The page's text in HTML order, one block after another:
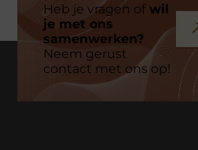
Heb je vragen ofwil
je met ons
samenwerken?
Neem gerust
contact met ons op!